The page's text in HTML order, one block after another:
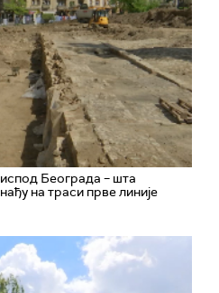
Београда – шта
на траси прве линије